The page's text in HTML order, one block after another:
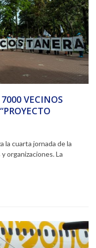
VECINOS
la cuarta jornada de la
organizaciones. La